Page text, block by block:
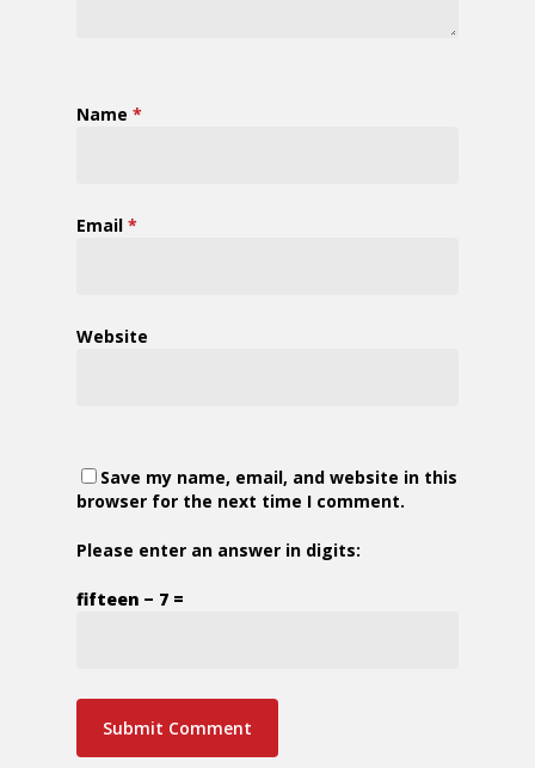
Name *
Email *
Website
Save my name, email, and website in this
browser for the next time I comment.
Please enter an answer in digits:
fifteen − 7 =